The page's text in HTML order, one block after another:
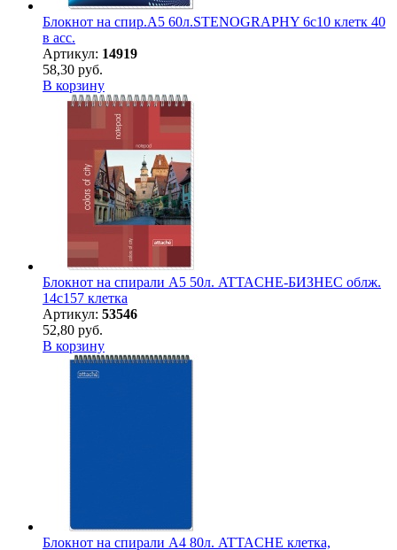
Блокнот на спир.А5 60л.STENOGRAPHY 6с10 клетк 40
в асс.
Артикул: 14919
58,30 руб.
В корзину
Блокнот на спирали А5 50л. ATTACHE-БИЗНЕС облж.
14с157 клетка
Артикул: 53546
52,80 руб.
В корзину
Блокнот на спирали А4 80л. ATTACHE клетка,